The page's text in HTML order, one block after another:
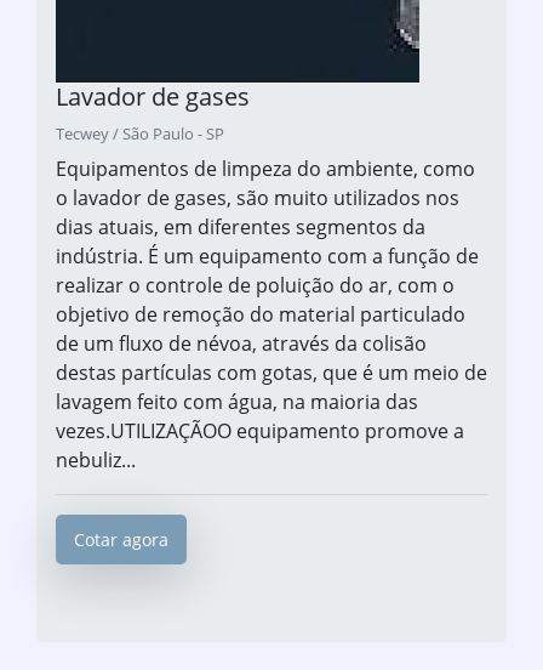
Lavador de gases
Tecwey / São Paulo - SP
Equipamentos de limpeza do ambiente, como
o lavador de gases, são muito utilizados nos
dias atuais, em diferentes segmentos da
indústria. É um equipamento com a função de
realizar o controle de poluição do ar, com o
objetivo de remoção do material particulado
de um fluxo de névoa, através da colisão
destas partículas com gotas, que é um meio de
lavagem feito com água, na maioria das
vezes.UTILIZAÇÃOO equipamento promove a
nebuliz...
Cotar agora